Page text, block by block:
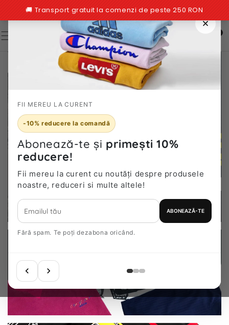
FII MEREU LA CURENT
-10% reducere la comandă
Abonează-te și primești 10%
reducere!
Fii mereu la curent cu noutăți despre produsele
noastre, reduceri si multe altele!
ABONEAZĂ-TE
Fără spam. Te poți dezabona oricând.
CONȚINUT
0
Outlet
VEZI
Vezi tot